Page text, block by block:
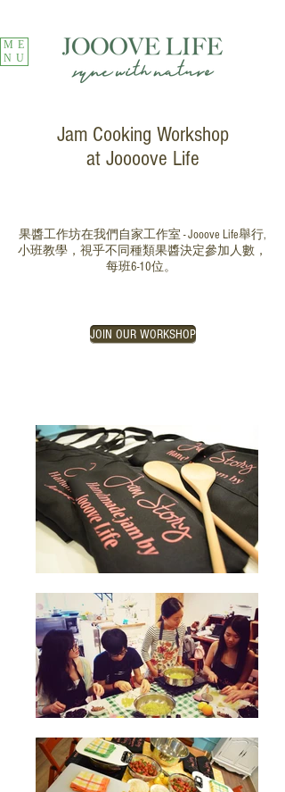
ME
NU
Jam Cooking Workshop
at Joooove Life
果醬工作坊在我們自家工作室 - Jooove Life舉行,
小班教學，視乎不同種類果醬決定參加人數，
每班6-10位。
JOIN OUR WORKSHOP